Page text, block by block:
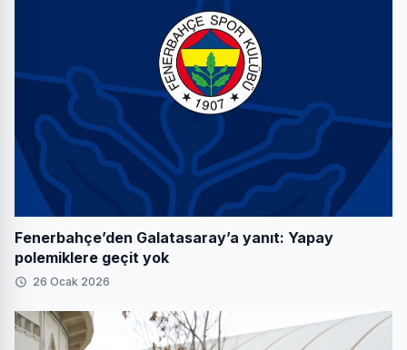
Fenerbahçe’den Galatasaray’a yanıt: Yapay
polemiklere geçit yok
26 Ocak 2026